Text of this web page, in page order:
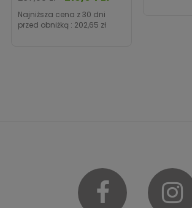
Najniższa cena z 30 dni
przed obniżką : 202,65 zł
Facebook